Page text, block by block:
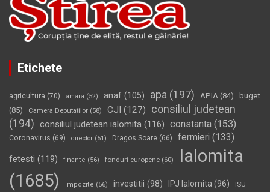
Etichete
agricultura (70) amara (52) anaf (105) apa (197) APIA (84)
buget
(85)
Camera Deputatilor (58) CJI (127)
consiliul judetean
(194) consiliul judetean ialomita (116) constanta (153)
Coronavirus (69) director (51) Dragos Soare (66) fermieri (133)
fetesti (119) finante (56) fonduri europene (60)
Ialomita
(1685)
impozite (56) investitii (98) IPJ Ialomita (96) ISU